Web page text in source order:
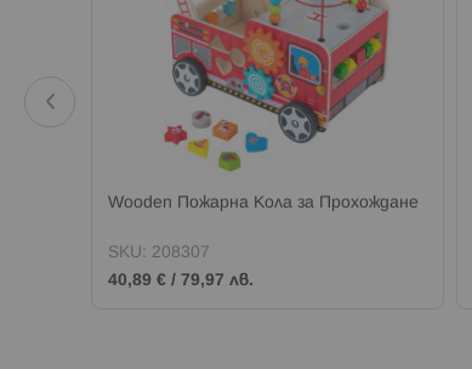
Wooden Пожарна Кола за Прохождане
SKU: 208307
40,89 € / 79,97 лв.